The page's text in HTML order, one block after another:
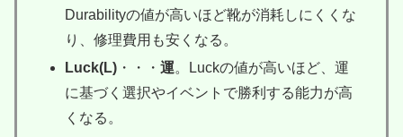
Durabilityの値が高いほど靴が消耗しにくくな
り、修理費用も安くなる。
Luck(L) ・・・運。Luckの値が高いほど、運
に基づく選択やイベントで勝利する能力が高
くなる。